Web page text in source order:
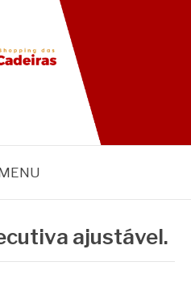
DAS
ajustável.